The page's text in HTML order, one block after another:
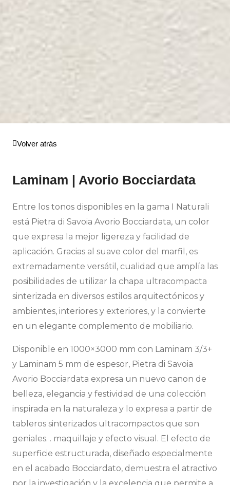
Volver atrás
Laminam | Avorio Bocciardata
Entre los tonos disponibles en la gama I Naturali
está Pietra di Savoia Avorio Bocciardata, un color
que expresa la mejor ligereza y facilidad de
aplicación. Gracias al suave color del marfil, es
extremadamente versátil, cualidad que amplía las
posibilidades de utilizar la chapa ultracompacta
sinterizada en diversos estilos arquitectónicos y
ambientes, interiores y exteriores, y la convierte
en un elegante complemento de mobiliario.
Disponible en 1000×3000 mm con Laminam 3/3+
y Laminam 5 mm de espesor, Pietra di Savoia
Avorio Bocciardata expresa un nuevo canon de
belleza, elegancia y festividad de una colección
inspirada en la naturaleza y lo expresa a partir de
tableros sinterizados ultracompactos que son
geniales. . maquillaje y efecto visual. El efecto de
superficie estructurada, diseñado especialmente
en el acabado Bocciardato, demuestra el atractivo
por la investigación y la excelencia que permite a